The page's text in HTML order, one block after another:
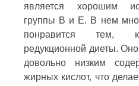
является хорошим
группы В и Е. В нем
понравится тем,
редукционной диеты. Оно
довольно низким
жирных кислот, что